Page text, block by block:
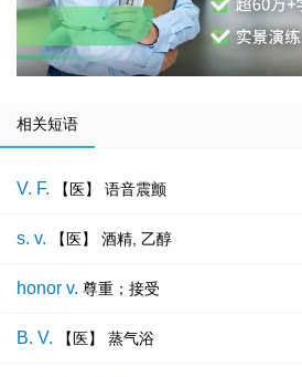
相关短语
V. F. 【医】 语音震颤
s. v. 【医】 酒精, 乙醇
honor v. 尊重；接受
B. V. 【医】 蒸气浴